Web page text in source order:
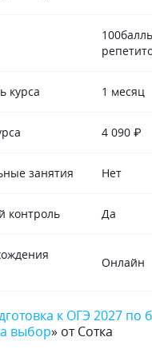
курса 1 месяц
4 090 ₽
занятия Нет
контроль Да
Онлайн
к ОГЭ 2027 по
выбор» от Сотка